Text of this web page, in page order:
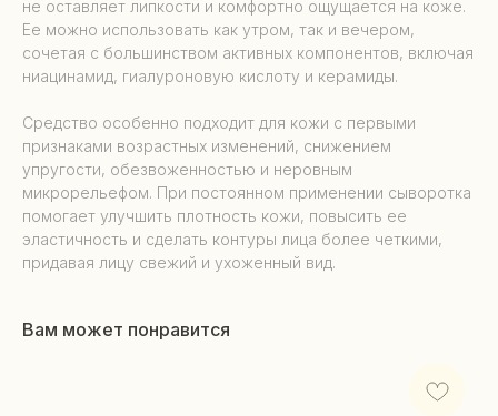
не оставляет липкости и комфортно ощущается на коже.
Ее можно использовать как утром, так и вечером,
сочетая с большинством активных компонентов, включая
ниацинамид, гиалуроновую кислоту и керамиды.
Средство особенно подходит для кожи с первыми
признаками возрастных изменений, снижением
упругости, обезвоженностью и неровным
микрорельефом. При постоянном применении сыворотка
помогает улучшить плотность кожи, повысить ее
эластичность и сделать контуры лица более четкими,
придавая лицу свежий и ухоженный вид.
Вам может понравится